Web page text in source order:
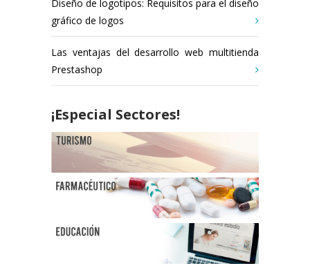
Diseño de logotipos: Requisitos para el diseño
gráfico de logos
Las ventajas del desarrollo web multitienda
Prestashop
¡Especial Sectores!